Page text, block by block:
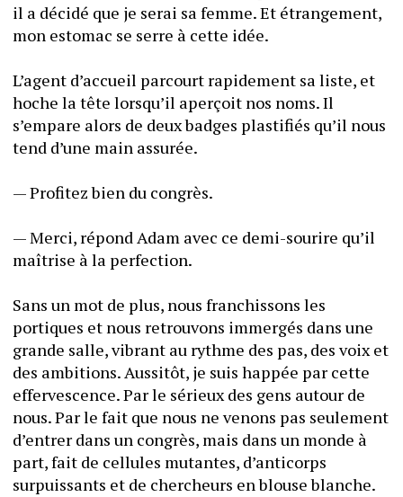
il a décidé que je serai sa femme. Et étrangement,
mon estomac se serre à cette idée.
L’agent d’accueil parcourt rapidement sa liste, et
hoche la tête lorsqu’il aperçoit nos noms. Il
s’empare alors de deux badges plastifiés qu’il nous
— Profitez bien du congrès.
— Merci, répond Adam avec ce demi-sourire qu’il
maîtrise à la perfection.
Sans un mot de plus, nous franchissons les
portiques et nous retrouvons immergés dans une
grande salle, vibrant au rythme des pas, des voix et
des ambitions. Aussitôt, je suis happée par cette
effervescence. Par le sérieux des gens autour de
nous. Par le fait que nous ne venons pas seulement
d’entrer dans un congrès, mais dans un monde à
part, fait de cellules mutantes, d’anticorps